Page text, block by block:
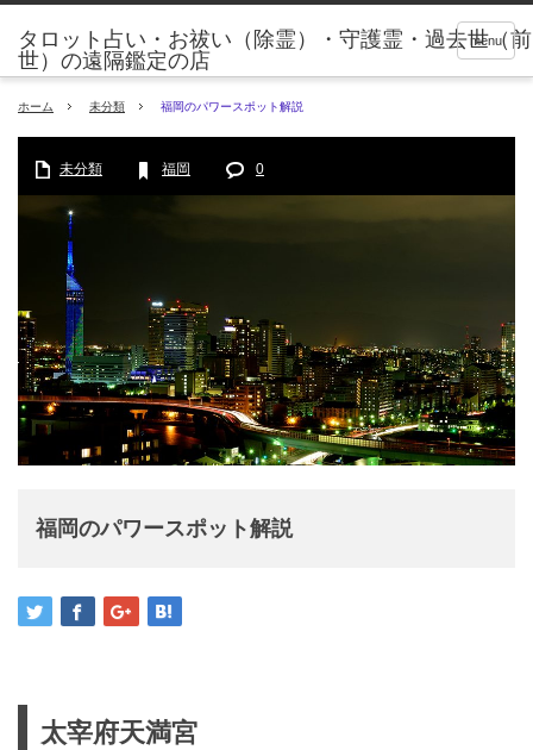
menu
タロット占い・お祓い（除霊）・守護霊・過去世（前
世）の遠隔鑑定の店
ホーム 未分類 福岡のパワースポット解説
未分類 福岡 0
福岡のパワースポット解説
太宰府天満宮